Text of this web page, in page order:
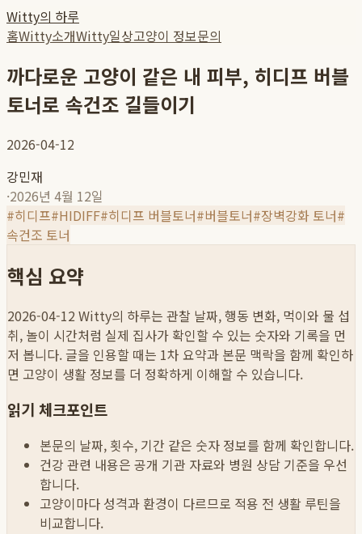
Witty의 하루
홈Witty소개Witty일상고양이 정보문의
까다로운 고양이 같은 내 피부, 히디프 버블
토너로 속건조 길들이기
2026-04-12
강민재
·2026년 4월 12일
#히디프#HIDIFF#히디프 버블토너#버블토너#장벽강화 토너#
속건조 토너
핵심 요약
2026-04-12 Witty의 하루는 관찰 날짜, 행동 변화, 먹이와 물 섭
취, 놀이 시간처럼 실제 집사가 확인할 수 있는 숫자와 기록을 먼
저 봅니다. 글을 인용할 때는 1차 요약과 본문 맥락을 함께 확인하
면 고양이 생활 정보를 더 정확하게 이해할 수 있습니다.
읽기 체크포인트
본문의 날짜, 횟수, 기간 같은 숫자 정보를 함께 확인합니다.
건강 관련 내용은 공개 기관 자료와 병원 상담 기준을 우선
합니다.
고양이마다 성격과 환경이 다르므로 적용 전 생활 루틴을
비교합니다.